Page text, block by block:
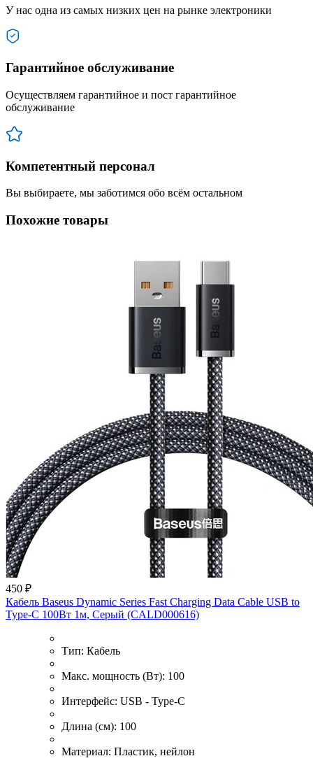
У нас одна из самых низких цен на рынке электроники
Гарантийное обслуживание
Осуществляем гарантийное и пост гарантийное
обслуживание
Компетентный персонал
Вы выбираете, мы заботимся обо всём остальном
Похожие товары
450 ₽
Кабель Baseus Dynamic Series Fast Charging Data Cable USB to
Type-C 100Вт 1м, Серый (CALD000616)
Тип: Кабель
Макс. мощность (Вт): 100
Интерфейс: USB - Type-C
Длина (см): 100
Материал: Пластик, нейлон